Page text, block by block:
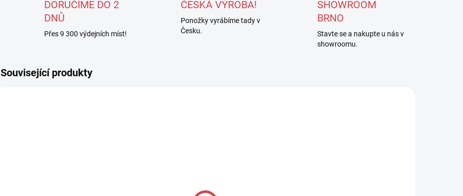
DORUČÍME DO 2
DNŮ
Přes 9 300 výdejních míst!
ČESKÁ VÝROBA!
Ponožky vyrábíme tady v
Česku.
SHOWROOM
BRNO
Stavte se a nakupte u nás v
showroomu.
Související produkty